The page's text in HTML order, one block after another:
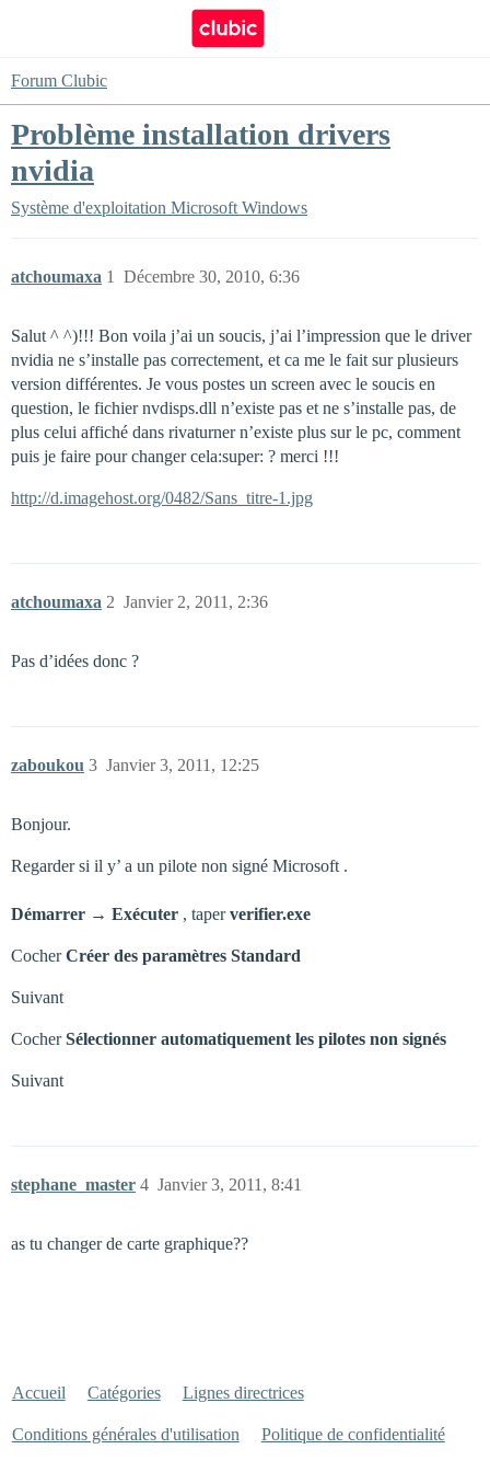
Forum Clubic
Problème installation drivers
nvidia
Système d'exploitation Microsoft Windows
atchoumaxa Décembre 30, 2010, 6:36
1
Salut ^ ^)!!! Bon voila j’ai un soucis, j’ai l’impression que le driver
nvidia ne s’installe pas correctement, et ca me le fait sur plusieurs
version différentes. Je vous postes un screen avec le soucis en
question, le fichier nvdisps.dll n’existe pas et ne s’installe pas, de
plus celui affiché dans rivaturner n’existe plus sur le pc, comment
puis je faire pour changer cela:super: ? merci !!!
http://d.imagehost.org/0482/Sans_titre-1.jpg
atchoumaxa Janvier 2, 2011, 2:36
2
Pas d’idées donc ?
zaboukou Janvier 3, 2011, 12:25
3
Bonjour.
Regarder si il y’ a un pilote non signé Microsoft .
Démarrer → Exécuter , taperverifier.exe
CocherCréer des paramètres Standard
Suivant
CocherSélectionner automatiquement les pilotes non signés
Suivant
stephane_master Janvier 3, 2011, 8:41
4
as tu changer de carte graphique??
Accueil Catégories Lignes directrices
Conditions générales d'utilisation Politique de confidentialité